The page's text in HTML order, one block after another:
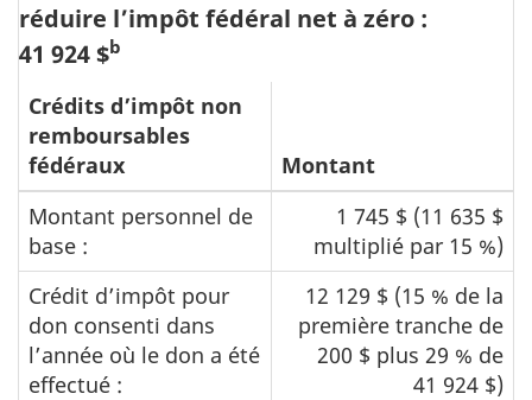
réduire l’impôt fédéral net à zéro :
41 924 $b
Crédits d’impôt non
remboursables
fédéraux
Montant
Montant personnel de
base :
1 745 $ (11 635 $
multiplié par 15 %)
Crédit d’impôt pour
don consenti dans
l’année où le don a été
effectué :
12 129 $ (15 % de la
première tranche de
200 $ plus 29 % de
41 924 $)